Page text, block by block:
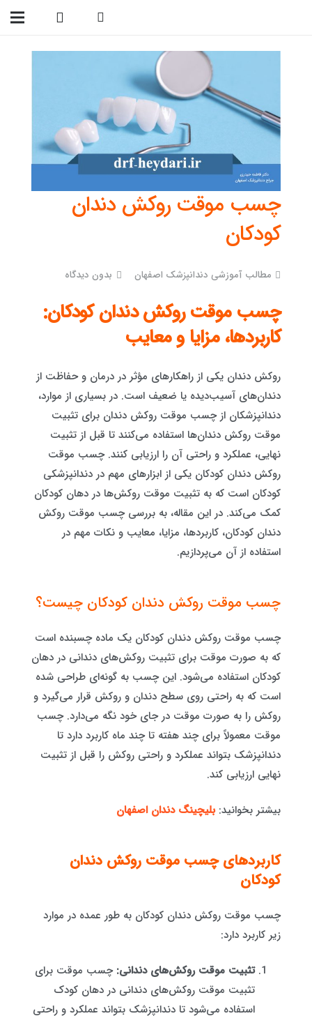
چسب موقت روکش دندان
کودکان
مطالب آموزشی دندانپزشک اصفهان بدون دیدگاه
چسب موقت روکش دندان کودکان:
کاربردها، مزایا و معایب
روکش دندان یکی از راهکارهای مؤثر در درمان و حفاظت از
دندان‌های آسیب‌دیده یا ضعیف است. در بسیاری از موارد،
دندانپزشکان از چسب موقت روکش دندان برای تثبیت
موقت روکش دندان‌ها استفاده می‌کنند تا قبل از تثبیت
نهایی، عملکرد و راحتی آن را ارزیابی کنند. چسب موقت
روکش دندان کودکان یکی از ابزارهای مهم در دندانپزشکی
کودکان است که به تثبیت موقت روکش‌ها در دهان کودکان
کمک می‌کند. در این مقاله، به بررسی چسب موقت روکش
دندان کودکان، کاربردها، مزایا، معایب و نکات مهم در
استفاده از آن می‌پردازیم.
چسب موقت روکش دندان کودکان چیست؟
چسب موقت روکش دندان کودکان یک ماده چسبنده است
که به صورت موقت برای تثبیت روکش‌های دندانی در دهان
کودکان استفاده می‌شود. این چسب به گونه‌ای طراحی شده
است که به راحتی روی سطح دندان و روکش قرار می‌گیرد و
روکش را به صورت موقت در جای خود نگه می‌دارد. چسب
موقت معمولاً برای چند هفته تا چند ماه کاربرد دارد تا
دندانپزشک بتواند عملکرد و راحتی روکش را قبل از تثبیت
نهایی ارزیابی کند.
بیشتر بخوانید:بلیچینگ دندان اصفهان
کاربردهای چسب موقت روکش دندان
کودکان
چسب موقت روکش دندان کودکان به طور عمده در موارد
زیر کاربرد دارد:
تثبیت موقت روکش‌های دندانی: چسب موقت برای
تثبیت موقت روکش‌های دندانی در دهان کودک
استفاده می‌شود تا دندانپزشک بتواند عملکرد و راحتی